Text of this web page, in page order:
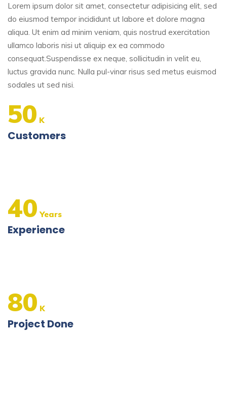
Lorem ipsum dolor sit amet, consectetur adipisicing elit, sed
do eiusmod tempor incididunt ut labore et dolore magna
aliqua. Ut enim ad minim veniam, quis nostrud exercitation
ullamco laboris nisi ut aliquip ex ea commodo
consequat.Suspendisse ex neque, sollicitudin in velit eu,
luctus gravida nunc. Nulla pul-vinar risus sed metus euismod
sodales ut sed nisi.
50 K
Customers
40 Years
Experience
80 K
Project Done